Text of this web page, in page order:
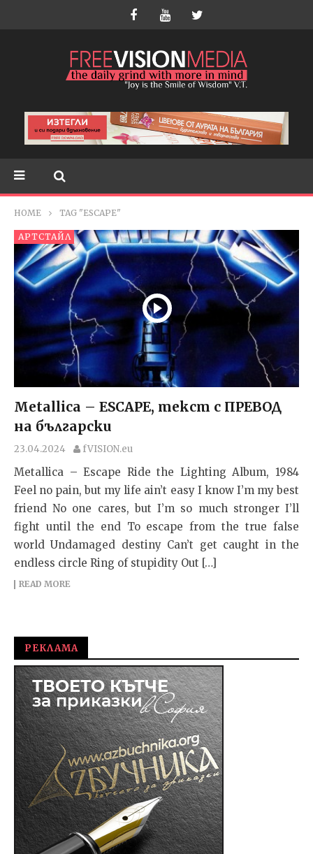
HOME TAG "ESCAPE"
АРТСТАЙЛ
Metallica – ESCAPE, текст с ПРЕВОД
на български
23.04.2024 fVISION.eu
Metallica – Escape Ride the Lighting Album, 1984
Feel no pain, but my life ain’t easy I know I’m my best
friend No one cares, but I’m so much stronger I’ll
fight until the end To escape from the true false
world Undamaged destiny Can’t get caught in the
endless circle Ring of stupidity Out […]
READ MORE
РЕКЛАМА